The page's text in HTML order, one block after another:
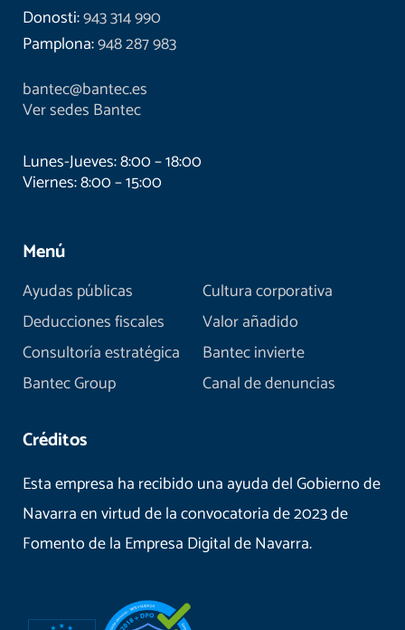
Donosti:943 314 990
Pamplona:948 287 983
bantec@bantec.es
Ver sedes Bantec
Lunes-Jueves: 8:00 – 18:00
Viernes: 8:00 – 15:00
Menú
Ayudas públicas
Deducciones fiscales
Consultoría estratégica
Bantec Group
Cultura corporativa
Valor añadido
Bantec invierte
Canal de denuncias
Créditos
Esta empresa ha recibido una ayuda del Gobierno de
Navarra en virtud de la convocatoria de 2023 de
Fomento de la Empresa Digital de Navarra.